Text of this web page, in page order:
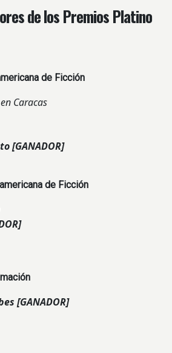
de los Premios Platino
de Ficción
Caracas
[GANADOR]
de Ficción
[GANADOR]